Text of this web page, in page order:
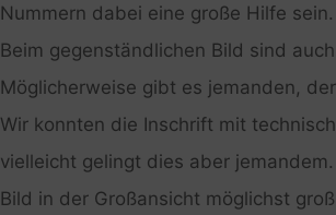
Nummern dabei eine große Hilfe sein.
Beim gegenständlichen Bild sind
Möglicherweise gibt es jemanden,
Wir konnten die Inschrift mit
vielleicht gelingt dies aber
Bild in der Großansicht möglichst